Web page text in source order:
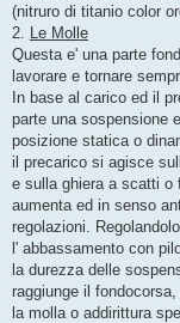
(nitruro di titanio color
2. Le Molle
Questa e' una parte
lavorare e tornare
In base al carico ed il
parte una sospensione
posizione statica o
il precarico si agisce
e sulla ghiera a scatti o
aumenta ed in senso
regolazioni.
l' abbassamento con
la durezza delle
raggiunge il
la molla o addirittura